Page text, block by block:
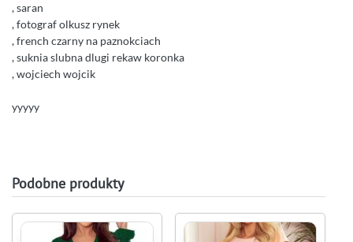
, saran
, fotograf olkusz rynek
, french czarny na paznokciach
, suknia slubna dlugi rekaw koronka
, wojciech wojcik
yyyyy
Podobne produkty